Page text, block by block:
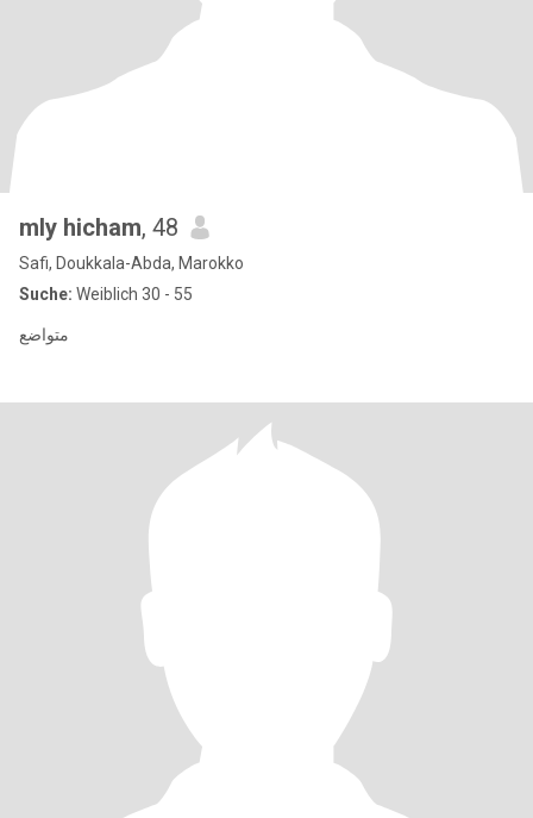
mly hicham, 48
Safi, Doukkala-Abda, Marokko
Suche: Weiblich 30 - 55
متواضع